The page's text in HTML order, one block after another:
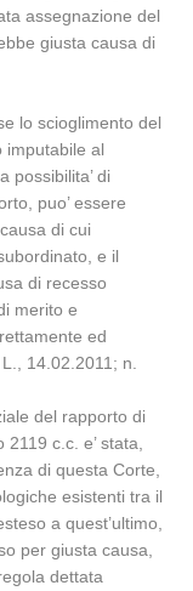
assegnazione del
giusta causa di
lo scioglimento del
imputabile al
possibilita’ di
puo’ essere
di cui
e il
di recesso
merito e
ed
14.02.2011; n.
del rapporto di
c.c. e’ stata,
di questa Corte,
esistenti tra il
a quest’ultimo,
per giusta causa,
dettata